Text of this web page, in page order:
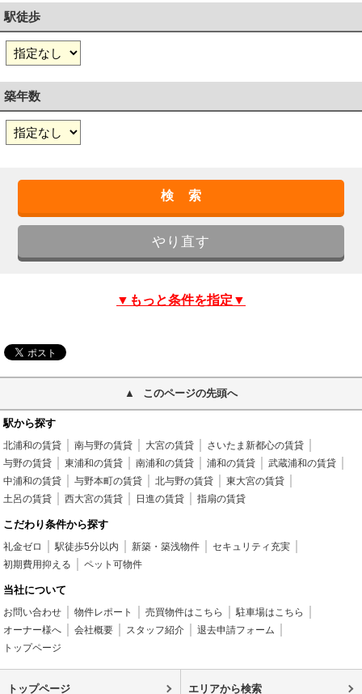
駅徒歩
築年数
▼もっと条件を指定▼
このページの先頭へ
駅から探す
北浦和の賃貸 南与野の賃貸 大宮の賃貸
さいたま新都心の賃貸
与野の賃貸
東浦和の賃貸 南浦和の賃貸 浦和の賃貸
武蔵浦和の賃貸
中浦和の賃貸
与野本町の賃貸 北与野の賃貸
東大宮の賃貸
土呂の賃貸
西大宮の賃貸 日進の賃貸 指扇の賃貸
こだわり条件から探す
礼金ゼロ 駅徒歩5分以内 新築・築浅物件
セキュリティ充実
初期費用抑える
ペット可物件
当社について
お問い合わせ 物件レポート 売買物件はこちら
駐車場はこちら
オーナー様へ
会社概要 スタッフ紹介
退去申請フォーム
トップページ
トップページ エリアから検索